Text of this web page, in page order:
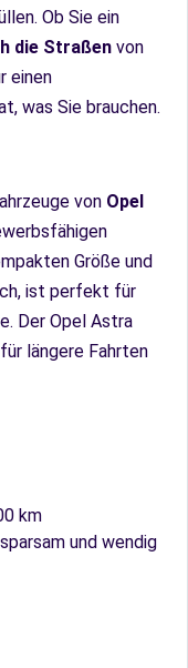
Ob Sie ein
die Straßen von
einen
was Sie brauchen.
von Opel
Größe und
ist perfekt für
Der Opel Astra
längere Fahrten
km
und wendig